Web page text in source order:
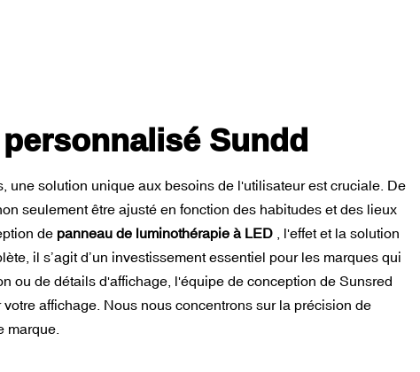
Sundd
une solution unique aux besoins de l'utilisateur est cruciale. De
seulement être ajusté en fonction des habitudes et des lieux
de panneau de luminothérapie à LED
, l'effet et la solution
il s’agit d’un investissement essentiel pour les marques qui
ou de détails d'affichage, l'équipe de conception de Sunsred
affichage. Nous nous concentrons sur la précision de
marque.